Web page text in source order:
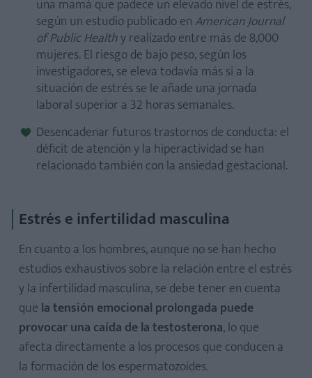
una mamá que padece un elevado nivel de estrés,
según un estudio publicado en American Journal
of Public Healthy realizado entre más de 8,000
mujeres. El riesgo de bajo peso, según los
investigadores, se eleva todavía más si a la
situación de estrés se le añade una jornada
laboral superior a 32 horas semanales.
Desencadenar futuros trastornos de conducta: el
déficit de atención y la hiperactividad se han
relacionado también con la ansiedad gestacional.
Estrés e infertilidad masculina
En cuanto a los hombres, aunque no se han hecho
estudios exhaustivos sobre la relación entre el estrés
y la infertilidad masculina, se debe tener en cuenta
que la tensión emocional prolongada puede
provocar una caída de la testosterona, lo que
afecta directamente a los procesos que conducen a
la formación de los espermatozoides.